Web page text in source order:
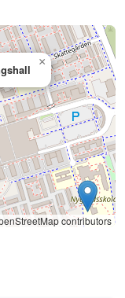
×
contributors